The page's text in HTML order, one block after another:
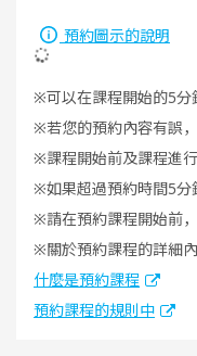
預約圖示的說明
可以在課程開始的5分
若您的預約內容有誤
課程開始前及課程進
如果超過預約時間5分
請在預約課程開始前
關於預約課程的詳細
什麼是預約課程
預約課程的規則中